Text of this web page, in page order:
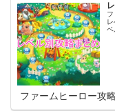
ベ
ファームヒーロー攻